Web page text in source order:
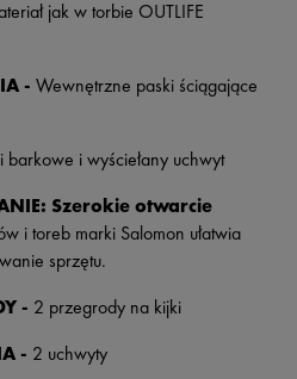
jak w torbie OUTLIFE
- Wewnętrzne paski ściągające
barkowe i wyściełany uchwyt
Szerokie otwarcie
i toreb marki Salomon ułatwia
sprzętu.
- 2 przegrody na kijki
- 2 uchwyty